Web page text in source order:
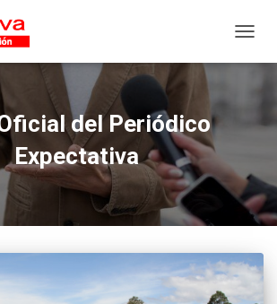
del Periódico
Expectativa